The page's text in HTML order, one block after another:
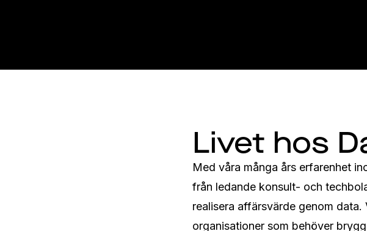
Livet hos
Med våra många års erfarenhet
från ledande konsult- och
realisera affärsvärde genom
organisationer som behöver